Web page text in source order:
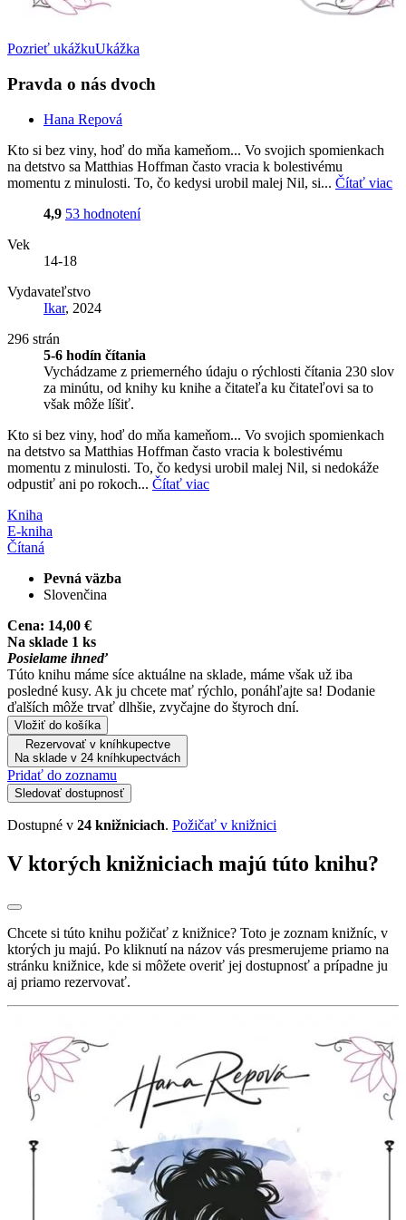
Pozrieť ukážkuUkážka
Pravda o nás dvoch
Hana Repová
Kto si bez viny, hoď do mňa kameňom... Vo svojich spomienkach
na detstvo sa Matthias Hoffman často vracia k bolestivému
momentu z minulosti. To, čo kedysi urobil malej Nil, si... Čítať viac
4,9 53 hodnotení
Vek
14-18
Vydavateľstvo
Ikar, 2024
296 strán
5-6 hodín čítania
Vychádzame z priemerného údaju o rýchlosti čítania 230 slov
za minútu, od knihy ku knihe a čitateľa ku čitateľovi sa to
však môže líšiť.
Kto si bez viny, hoď do mňa kameňom... Vo svojich spomienkach
na detstvo sa Matthias Hoffman často vracia k bolestivému
momentu z minulosti. To, čo kedysi urobil malej Nil, si nedokáže
odpustiť ani po rokoch... Čítať viac
Kniha
E-kniha
Čítaná
Pevná väzba
Slovenčina
Cena: 14,00 €
Na sklade 1 ks
Posielame ihneď
Túto knihu máme síce aktuálne na sklade, máme však už iba
posledné kusy. Ak ju chcete mať rýchlo, ponáhľajte sa! Dodanie
ďalších môže trvať dlhšie, zvyčajne do štyroch dní.
Vložiť do košíka
Rezervovať v kníhkupectve
Na sklade v 24 kníhkupectvách
Pridať do zoznamu
Sledovať dostupnosť
Dostupné v 24 knižniciach. Požičať v knižnici
V ktorých knižniciach majú túto knihu?
Chcete si túto knihu požičať z knižnice? Toto je zoznam knižníc, v
ktorých ju majú. Po kliknutí na názov vás presmerujeme priamo na
stránku knižnice, kde si môžete overiť jej dostupnosť a prípadne ju
aj priamo rezervovať.